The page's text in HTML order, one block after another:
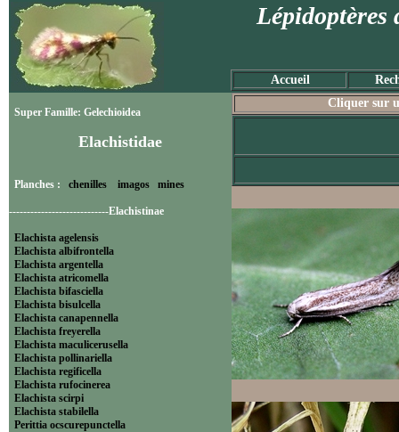
Lépidoptères
Accueil
Super Famille: Gelechioidea
Elachistidae
Planches : chenilles imagos mines
----------------------------Elachistinae
Elachista agelensis
Elachista albifrontella
Elachista argentella
Elachista atricomella
Elachista bifasciella
Elachista bisulcella
Elachista canapennella
Elachista freyerella
Elachista maculicerusella
Elachista pollinariella
Elachista regificella
Elachista rufocinerea
Elachista scirpi
Elachista stabilella
Perittia ocscurepunctella
Cliquer sur